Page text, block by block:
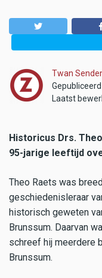
Twan
Laatst
Historicus Drs.
95-jarige leeftijd
Theo Raets was
geschiedenisleraar
historisch geweten
Brunssum. Daarvan
schreef hij meerdere
Brunssum.